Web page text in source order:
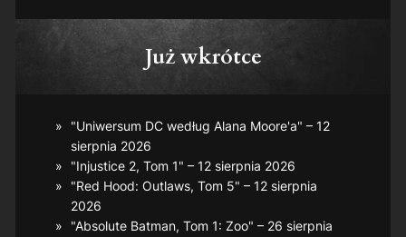
Już wkrótce
"Uniwersum DC według Alana Moore'a" – 12
sierpnia 2026
"Injustice 2, Tom 1" – 12 sierpnia 2026
"Red Hood: Outlaws, Tom 5" – 12 sierpnia
2026
"Absolute Batman, Tom 1: Zoo" – 26 sierpnia